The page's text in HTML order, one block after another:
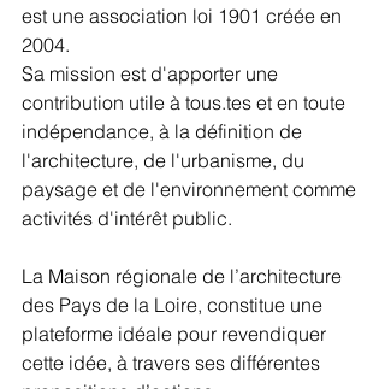
est une association loi 1901 créée en
2004.
Sa mission est d'apporter une
contribution utile à tous.tes et en toute
indépendance, à la définition de
l'architecture, de l'urbanisme, du
paysage et de l'environnement comme
activités d'intérêt public.
La Maison régionale de l’architecture
des Pays de la Loire, constitue une
plateforme idéale pour revendiquer
cette idée, à travers ses différentes